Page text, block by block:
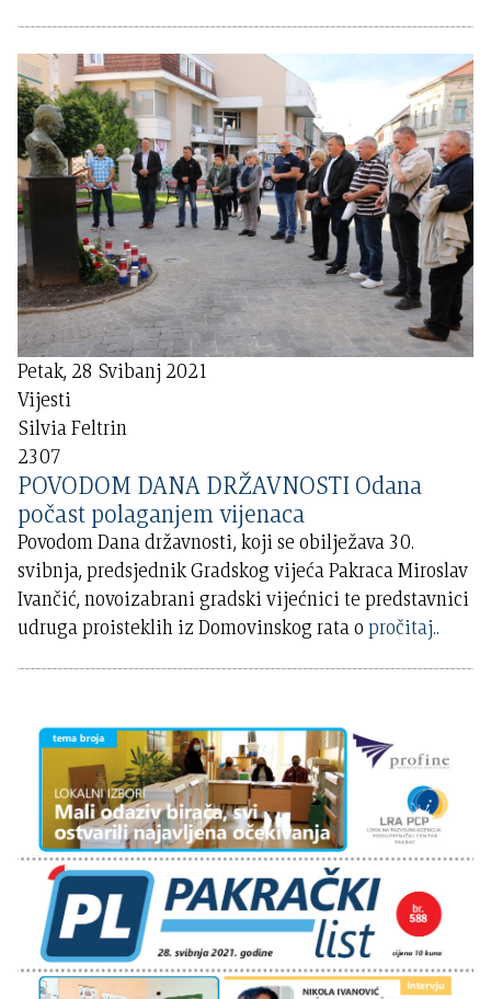
Petak, 28 Svibanj 2021
Vijesti
Silvia Feltrin
2307
POVODOM DANA DRŽAVNOSTI Odana
počast polaganjem vijenaca
Povodom Dana državnosti, koji se obilježava 30.
svibnja, predsjednik Gradskog vijeća Pakraca Miroslav
Ivančić, novoizabrani gradski vijećnici te predstavnici
udruga proisteklih iz Domovinskog rata opročitaj..